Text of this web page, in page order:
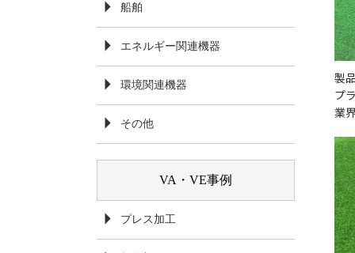
製
プ
業
船舶
エネルギー関連機器
環境関連機器
その他
VA・VE事例
プレス加工